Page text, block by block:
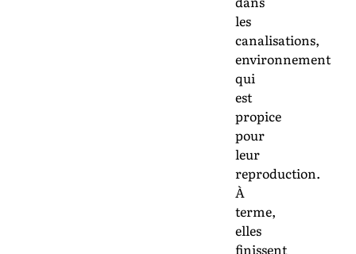
les
canalisations,
environnement
qui
est
propice
pour
leur
reproduction.
À
terme,
elles
finissent